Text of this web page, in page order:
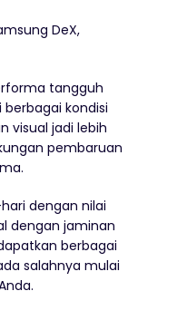
DeX,
tangguh
kondisi
visual jadi lebih
pembaruan
dengan nilai
dengan jaminan
berbagai
salahnya mulai